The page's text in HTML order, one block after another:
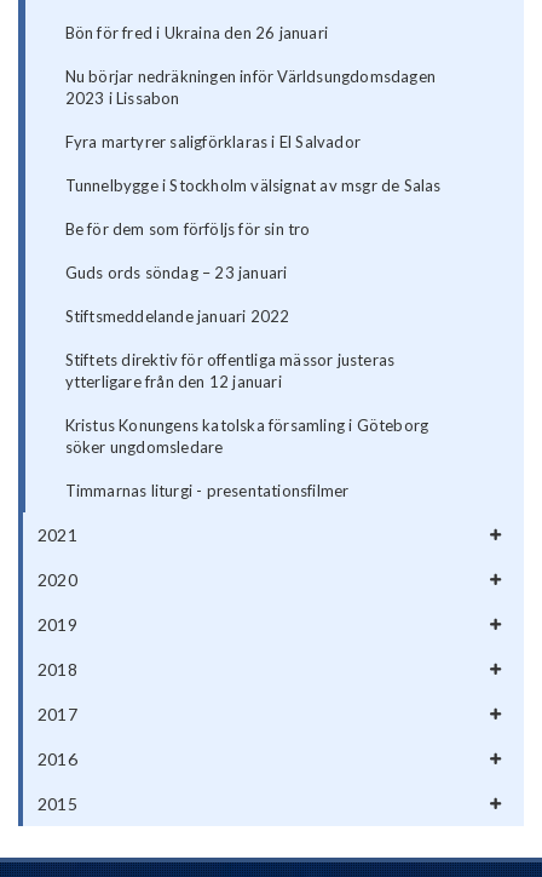
Bön för fred i Ukraina den 26 januari
Nu börjar nedräkningen inför Världsungdomsdagen
2023 i Lissabon
Fyra martyrer saligförklaras i El Salvador
Tunnelbygge i Stockholm välsignat av msgr de Salas
Be för dem som förföljs för sin tro
Guds ords söndag – 23 januari
Stiftsmeddelande januari 2022
Stiftets direktiv för offentliga mässor justeras
ytterligare från den 12 januari
Kristus Konungens katolska församling i Göteborg
söker ungdomsledare
Timmarnas liturgi - presentationsfilmer
2021
2020
2019
2018
2017
2016
2015